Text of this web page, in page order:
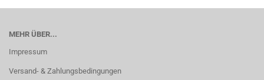
MEHR ÜBER...
Impressum
Versand- & Zahlungsbedingungen